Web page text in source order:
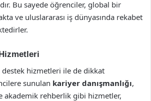
Bu sayede öğrenciler, global bir
ve uluslararası iş dünyasında rekabet
hizmetleri ile de dikkat
sunulan kariyer danışmanlığı,
akademik rehberlik gibi hizmetler,